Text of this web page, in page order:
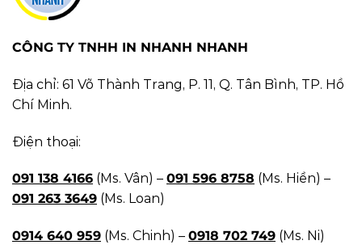
CÔNG TY TNHH IN NHANH NHANH
Địa chỉ: 61 Võ Thành Trang, P. 11, Q. Tân Bình, TP. Hồ
Chí Minh.
Điện thoại:
091 138 4166 (Ms. Vân) – 091 596 8758 (Ms. Hiền) –
091 263 3649 (Ms. Loan)
0914 640 959 (Ms. Chinh) – 0918 702 749 (Ms. Ni)